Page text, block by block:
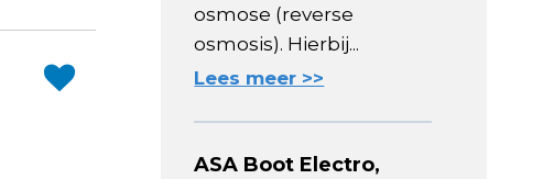
osmose (reverse
osmosis). Hierbij...
Lees meer >>
ASA Boot Electro,